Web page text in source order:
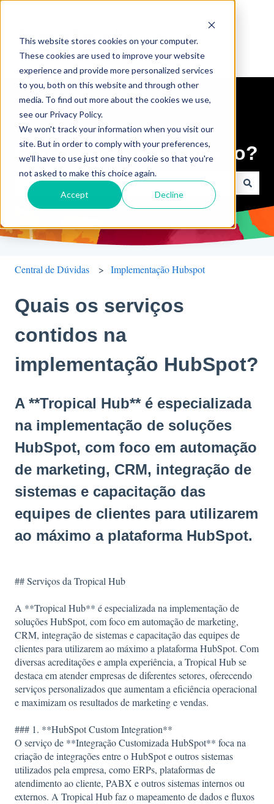
This website stores cookies on your computer.
These cookies are used to improve your website
experience and provide more personalized services
to you, both on this website and through other
media. To find out more about the cookies we use,
see our Privacy Policy.
We won't track your information when you visit our
site. But in order to comply with your preferences,
we'll have to use just one tiny cookie so that you're
not asked to make this choice again.
Accept Decline
Como podemos ajudá-lo?
Não há sugestões porque o campo de pesquisa está em branco.
Central de Dúvidas Implementação Hubspot
Quais os serviços
contidos na
implementação HubSpot?
A **Tropical Hub** é especializada
na implementação de soluções
HubSpot, com foco em automação
de marketing, CRM, integração de
sistemas e capacitação das
equipes de clientes para utilizarem
ao máximo a plataforma HubSpot.
## Serviços da Tropical Hub
A **Tropical Hub** é especializada na implementação de
soluções HubSpot, com foco em automação de marketing,
CRM, integração de sistemas e capacitação das equipes de
clientes para utilizarem ao máximo a plataforma HubSpot. Com
diversas acreditações e ampla experiência, a Tropical Hub se
destaca em atender empresas de diferentes setores, oferecendo
serviços personalizados que aumentam a eficiência operacional
e maximizam os resultados de marketing e vendas.
### 1. **HubSpot Custom Integration**
O serviço de **Integração Customizada HubSpot** foca na
criação de integrações entre o HubSpot e outros sistemas
utilizados pela empresa, como ERPs, plataformas de
atendimento ao cliente, PABX e outros sistemas internos ou
externos. A Tropical Hub faz o mapeamento de dados e fluxos